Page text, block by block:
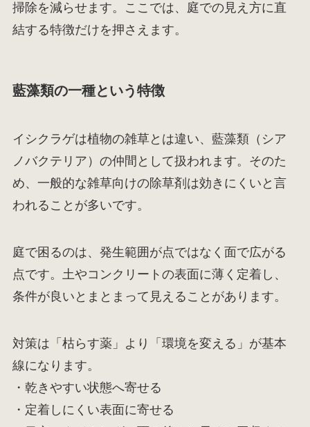
掃除を減らせます。ここでは、庭での見え方に直
結する特徴だけを押さえます。
藍藻類の一種という特徴
イシクラゲは植物の雑草とは違い、藍藻類（シア
ノバクテリア）の仲間として扱われます。そのた
め、一般的な雑草向けの除草剤は効きにくいと言
われることが多いです。
庭で困るのは、発生範囲が点ではなく面で広がる
点です。土やコンクリートの表面に薄く定着し、
条件が良いとまとまって見えることがあります。
対策は「枯らす薬」より「環境を変える」が基本
線になります。
・乾きやすい状態へ寄せる
・定着しにくい表面に寄せる